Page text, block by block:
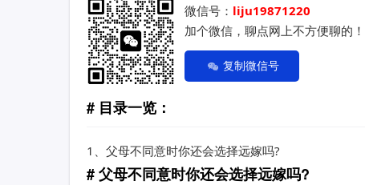
微信号： liju19871220
加个微信，聊点网上不方便聊的！
复制微信号
目录一览：
1、 父母不同意时你还会选择远嫁吗?
父母不同意时你还会选择远嫁吗?